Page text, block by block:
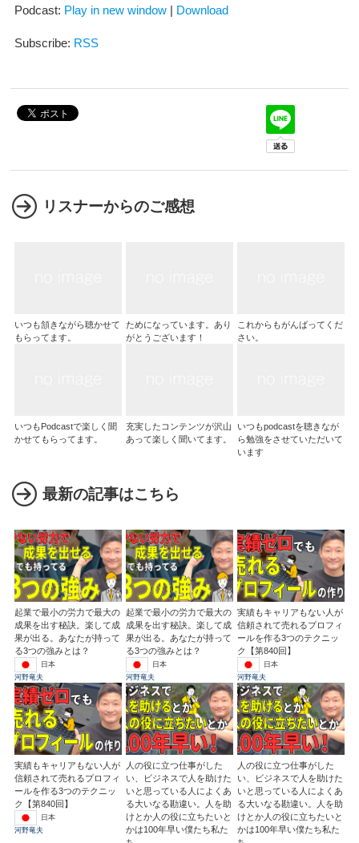
ー
ー
Podcast: Play in new window Download
Subscribe: RSS
リスナーからのご感想
いつも頷きながら聴かせて
もらってます。
ためになっています。あり
がとうございます！
これからもがんばってくだ
さい。
いつもPodcastで楽しく聞
かせてもらってます。
充実したコンテンツが沢山
あって楽しく聞いてます。
いつもpodcastを聴きなが
ら勉強をさせていただいて
います
最新の記事はこちら
起業で最小の労力で最大の
成果を出す秘訣。楽して成
果が出る。あなたが持って
る3つの強みとは？
日本
河野竜夫
起業で最小の労力で最大の
成果を出す秘訣。楽して成
果が出る。あなたが持って
る3つの強みとは？
日本
河野竜夫
実績もキャリアもない人が
信頼されて売れるプロフィ
ールを作る3つのテクニッ
ク【第840回】
日本
河野竜夫
実績もキャリアもない人が
信頼されて売れるプロフィ
ールを作る3つのテクニッ
ク【第840回】
日本
河野竜夫
人の役に立つ仕事がした
い、ビジネスで人を助けた
いと思っている人によくあ
る大いなる勘違い。人を助
けとか人の役に立ちたいと
かは100年早い僕たち私た
人の役に立つ仕事がした
い、ビジネスで人を助けた
いと思っている人によくあ
る大いなる勘違い。人を助
けとか人の役に立ちたいと
かは100年早い僕たち私た